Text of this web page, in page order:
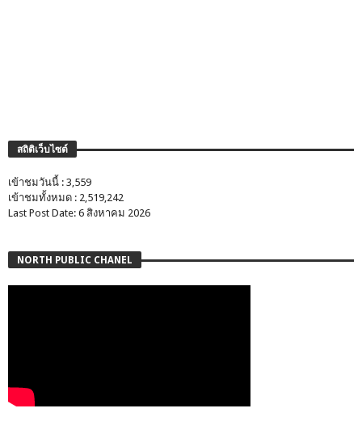
สถิติเว็บไซต์
เข้าชมวันนี้ : 3,559
เข้าชมทั้งหมด : 2,519,242
Last Post Date: 6 สิงหาคม 2026
NORTH PUBLIC CHANEL